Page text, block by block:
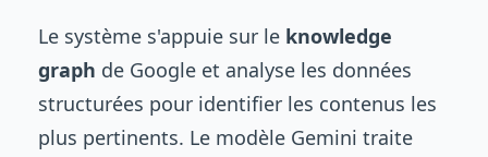
Le système s'appuie sur le knowledge
graph de Google et analyse les données
structurées pour identifier les contenus les
plus pertinents. Le modèle Gemini traite